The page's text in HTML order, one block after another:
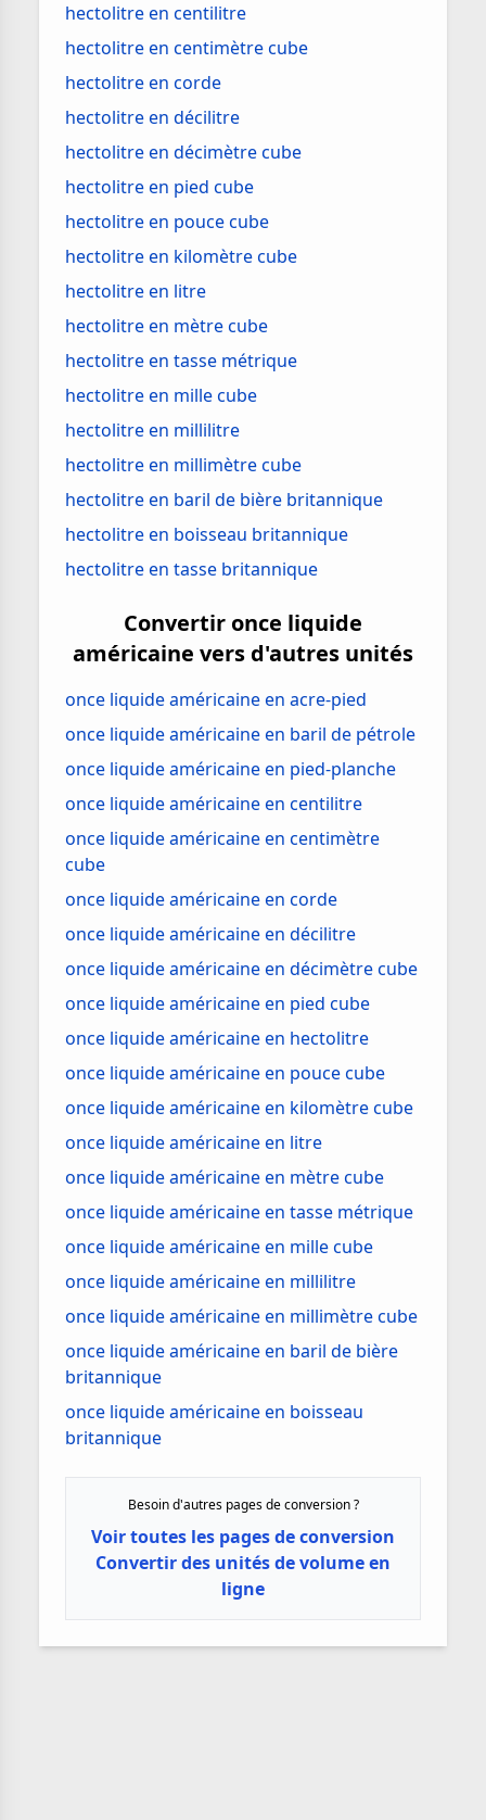
hectolitre en centilitre
hectolitre en centimètre cube
hectolitre en corde
hectolitre en décilitre
hectolitre en décimètre cube
hectolitre en pied cube
hectolitre en pouce cube
hectolitre en kilomètre cube
hectolitre en litre
hectolitre en mètre cube
hectolitre en tasse métrique
hectolitre en mille cube
hectolitre en millilitre
hectolitre en millimètre cube
hectolitre en baril de bière britannique
hectolitre en boisseau britannique
hectolitre en tasse britannique
Convertir once liquide
américaine vers d'autres unités
once liquide américaine en acre-pied
once liquide américaine en baril de pétrole
once liquide américaine en pied-planche
once liquide américaine en centilitre
once liquide américaine en centimètre
cube
once liquide américaine en corde
once liquide américaine en décilitre
once liquide américaine en décimètre cube
once liquide américaine en pied cube
once liquide américaine en hectolitre
once liquide américaine en pouce cube
once liquide américaine en kilomètre cube
once liquide américaine en litre
once liquide américaine en mètre cube
once liquide américaine en tasse métrique
once liquide américaine en mille cube
once liquide américaine en millilitre
once liquide américaine en millimètre cube
once liquide américaine en baril de bière
britannique
once liquide américaine en boisseau
britannique
Besoin d'autres pages de conversion ?
Voir toutes les pages de conversion
Convertir des unités de volume en
ligne